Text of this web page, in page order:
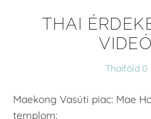
THAI
Thaiföld 0
Maekong Vasúti piac: Mae
templom: